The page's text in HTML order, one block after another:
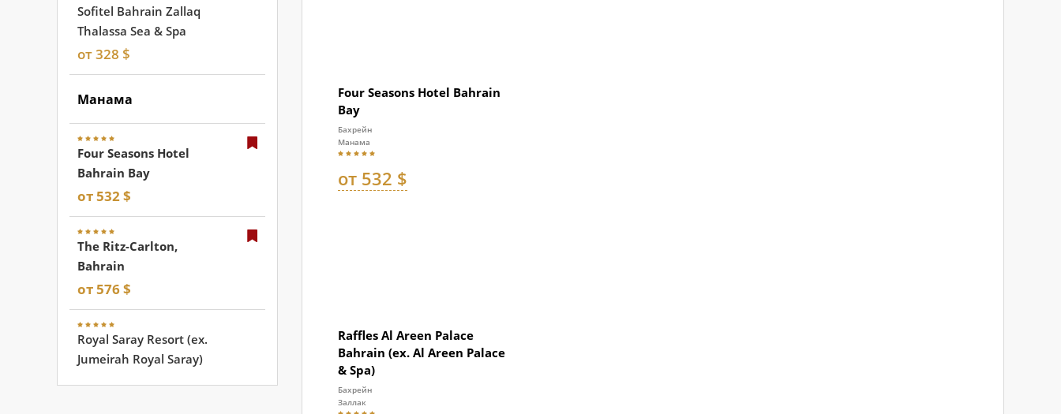
Sofitel Bahrain Zallaq
Thalassa Sea & Spa
от 328 $
Манама
Four Seasons Hotel
Bahrain Bay
от 532 $
The Ritz-Carlton,
Bahrain
от 576 $
Royal Saray Resort (ex.
Jumeirah Royal Saray)
Four Seasons Hotel Bahrain
Bay
Бахрейн
Манама
от 532 $
Raffles Al Areen Palace
Bahrain (ex. Al Areen Palace
& Spa)
Бахрейн
Заллак